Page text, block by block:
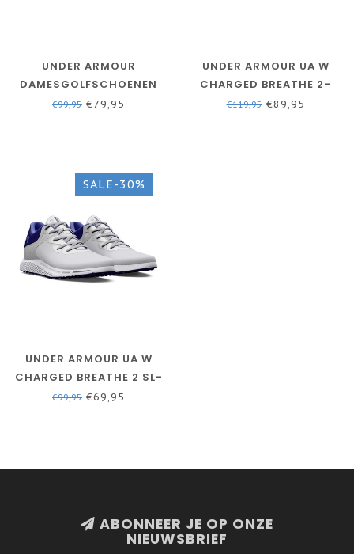
UNDER ARMOUR
DAMESGOLFSCHOENEN
UA CHARGED BREATHE 2
€99,95 €79,95
UNDER ARMOUR UA W
CHARGED BREATHE 2-
WHITE / STARLIGHT /
€119,95€89,95
SALE-30%
UNDER ARMOUR UA W
CHARGED BREATHE 2 SL-
WIT
€99,95 €69,95
ABONNEER JE OP ONZE
NIEUWSBRIEF